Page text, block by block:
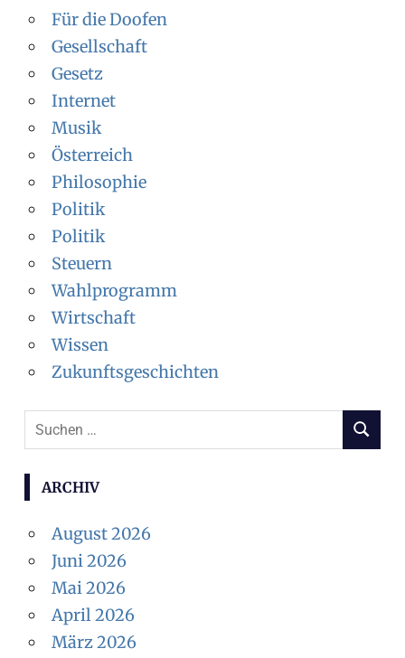
Für die Doofen
Gesellschaft
Gesetz
Internet
Musik
Österreich
Philosophie
Politik
Politik
Steuern
Wahlprogramm
Wirtschaft
Wissen
Zukunftsgeschichten
Suchen
nach:
SUCHEN
ARCHIV
August 2026
Juni 2026
Mai 2026
April 2026
März 2026